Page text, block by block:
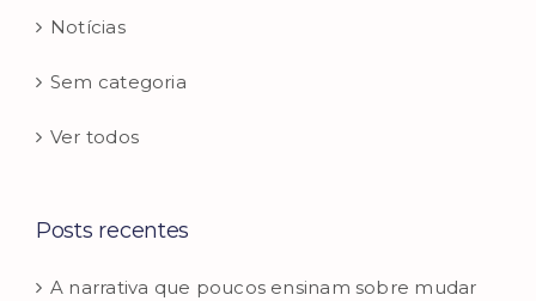
Notícias
Sem categoria
Ver todos
Posts recentes
A narrativa que poucos ensinam sobre mudar